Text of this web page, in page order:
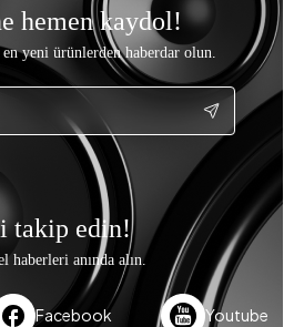
hemen kaydol!
yeni ürünlerden haberdar olun.
takip edin!
haberleri anında alın.
Facebook Youtube